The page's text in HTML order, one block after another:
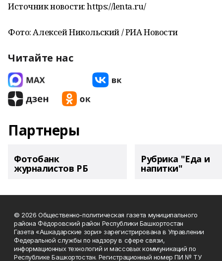
Источник новости: https://lenta.ru/
Фото: Алексей Никольский / РИА Новости
Читайте нас
Партнеры
Фотобанк
журналистов РБ
Рубрика "Еда и
напитки"
© 2026 Общественно-политическая газета муниципального
района Фёдоровский район Республики Башкортостан
Газета «Ашкадарские зори» зарегистрирована в Управлении
Федеральной службы по надзору в сфере связи,
информационных технологий и массовых коммуникаций по
Республике Башкортостан. Регистрационный номер ПИ № ТУ